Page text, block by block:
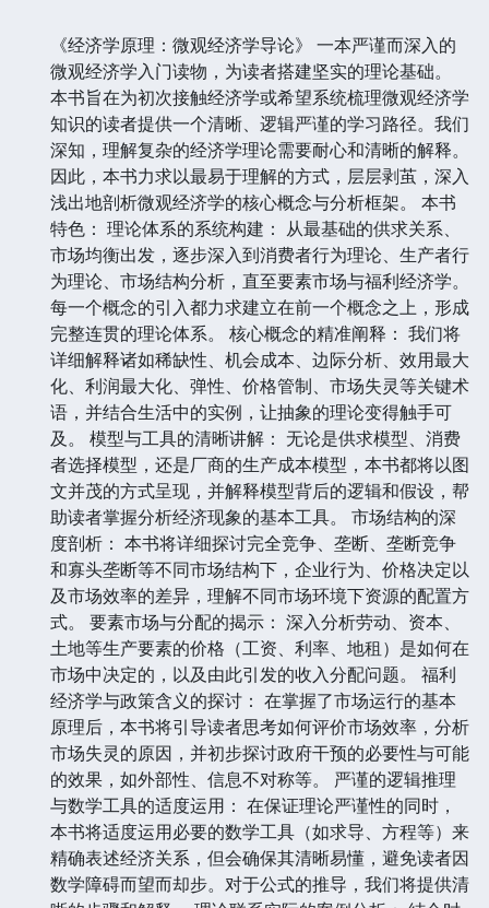
《经济学原理：微观经济学导论》 一本严谨而深入的
微观经济学入门读物，为读者搭建坚实的理论基础。
本书旨在为初次接触经济学或希望系统梳理微观经济学
知识的读者提供一个清晰、逻辑严谨的学习路径。我们
深知，理解复杂的经济学理论需要耐心和清晰的解释。
因此，本书力求以最易于理解的方式，层层剥茧，深入
浅出地剖析微观经济学的核心概念与分析框架。 本书
特色： 理论体系的系统构建： 从最基础的供求关系、
市场均衡出发，逐步深入到消费者行为理论、生产者行
为理论、市场结构分析，直至要素市场与福利经济学。
每一个概念的引入都力求建立在前一个概念之上，形成
完整连贯的理论体系。 核心概念的精准阐释： 我们将
详细解释诸如稀缺性、机会成本、边际分析、效用最大
化、利润最大化、弹性、价格管制、市场失灵等关键术
语，并结合生活中的实例，让抽象的理论变得触手可
及。 模型与工具的清晰讲解： 无论是供求模型、消费
者选择模型，还是厂商的生产成本模型，本书都将以图
文并茂的方式呈现，并解释模型背后的逻辑和假设，帮
助读者掌握分析经济现象的基本工具。 市场结构的深
度剖析： 本书将详细探讨完全竞争、垄断、垄断竞争
和寡头垄断等不同市场结构下，企业行为、价格决定以
及市场效率的差异，理解不同市场环境下资源的配置方
式。 要素市场与分配的揭示： 深入分析劳动、资本、
土地等生产要素的价格（工资、利率、地租）是如何在
市场中决定的，以及由此引发的收入分配问题。 福利
经济学与政策含义的探讨： 在掌握了市场运行的基本
原理后，本书将引导读者思考如何评价市场效率，分析
市场失灵的原因，并初步探讨政府干预的必要性与可能
的效果，如外部性、信息不对称等。 严谨的逻辑推理
与数学工具的适度运用： 在保证理论严谨性的同时，
本书将适度运用必要的数学工具（如求导、方程等）来
精确表述经济关系，但会确保其清晰易懂，避免读者因
数学障碍而望而却步。对于公式的推导，我们将提供清